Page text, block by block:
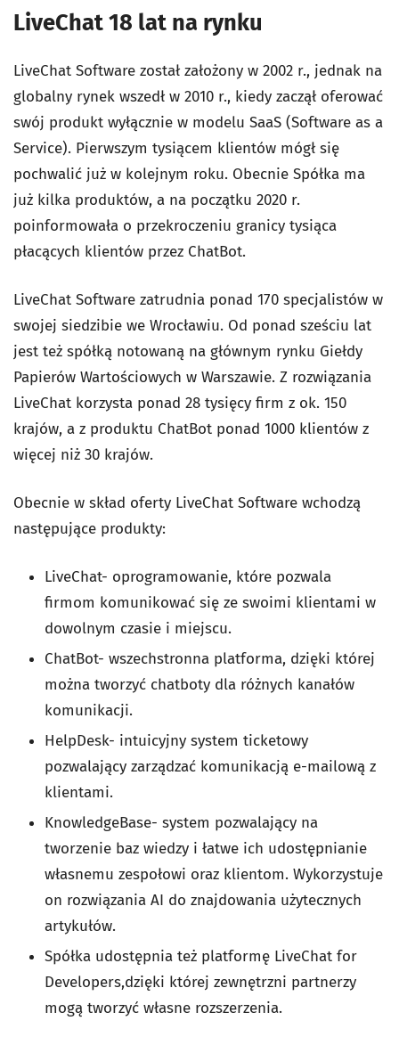
LiveChat 18 lat na rynku
LiveChat Software został założony w 2002 r., jednak na
globalny rynek wszedł w 2010 r., kiedy zaczął oferować
swój produkt wyłącznie w modelu SaaS (Software as a
Service). Pierwszym tysiącem klientów mógł się
pochwalić już w kolejnym roku. Obecnie Spółka ma
już kilka produktów, a na początku 2020 r.
poinformowała o przekroczeniu granicy tysiąca
płacących klientów przez ChatBot.
LiveChat Software zatrudnia ponad 170 specjalistów w
swojej siedzibie we Wrocławiu. Od ponad sześciu lat
jest też spółką notowaną na głównym rynku Giełdy
Papierów Wartościowych w Warszawie. Z rozwiązania
LiveChat korzysta ponad 28 tysięcy firm z ok. 150
krajów, a z produktu ChatBot ponad 1000 klientów z
więcej niż 30 krajów.
Obecnie w skład oferty LiveChat Software wchodzą
następujące produkty:
LiveChat- oprogramowanie, które pozwala
firmom komunikować się ze swoimi klientami w
dowolnym czasie i miejscu.
ChatBot- wszechstronna platforma, dzięki której
można tworzyć chatboty dla różnych kanałów
komunikacji.
HelpDesk- intuicyjny system ticketowy
pozwalający zarządzać komunikacją e-mailową z
klientami.
KnowledgeBase- system pozwalający na
tworzenie baz wiedzy i łatwe ich udostępnianie
własnemu zespołowi oraz klientom. Wykorzystuje
on rozwiązania AI do znajdowania użytecznych
artykułów.
Spółka udostępnia też platformę LiveChat for
Developers,dzięki której zewnętrzni partnerzy
mogą tworzyć własne rozszerzenia.